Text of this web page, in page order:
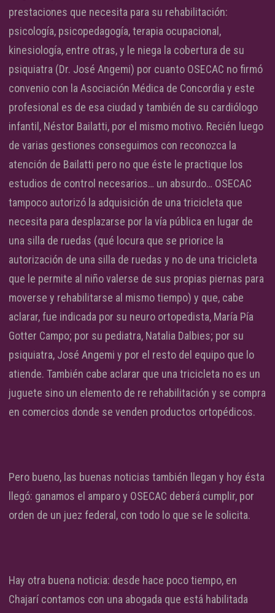
prestaciones que necesita para su rehabilitación:
psicología, psicopedagogía, terapia ocupacional,
kinesiología, entre otras, y le niega la cobertura de su
psiquiatra (Dr. José Angemi) por cuanto OSECAC no firmó
convenio con la Asociación Médica de Concordia y este
profesional es de esa ciudad y también de su cardiólogo
infantil, Néstor Bailatti, por el mismo motivo. Recién luego
de varias gestiones conseguimos con reconozca la
atención de Bailatti pero no que éste le practique los
estudios de control necesarios… un absurdo… OSECAC
tampoco autorizó la adquisición de una tricicleta que
necesita para desplazarse por la vía pública en lugar de
una silla de ruedas (qué locura que se priorice la
autorización de una silla de ruedas y no de una tricicleta
que le permite al niño valerse de sus propias piernas para
moverse y rehabilitarse al mismo tiempo) y que, cabe
aclarar, fue indicada por su neuro ortopedista, María Pía
Gotter Campo; por su pediatra, Natalia Dalbies; por su
psiquiatra, José Angemi y por el resto del equipo que lo
atiende. También cabe aclarar que una tricicleta no es un
juguete sino un elemento de re rehabilitación y se compra
en comercios donde se venden productos ortopédicos.
Pero bueno, las buenas noticias también llegan y hoy ésta
llegó: ganamos el amparo y OSECAC deberá cumplir, por
orden de un juez federal, con todo lo que se le solicita.
Hay otra buena noticia: desde hace poco tiempo, en
Chajarí contamos con una abogada que está habilitada